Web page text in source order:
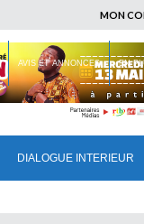
MON
DIALOGUE INTERIEUR
AVIS ET ANNONCES EN